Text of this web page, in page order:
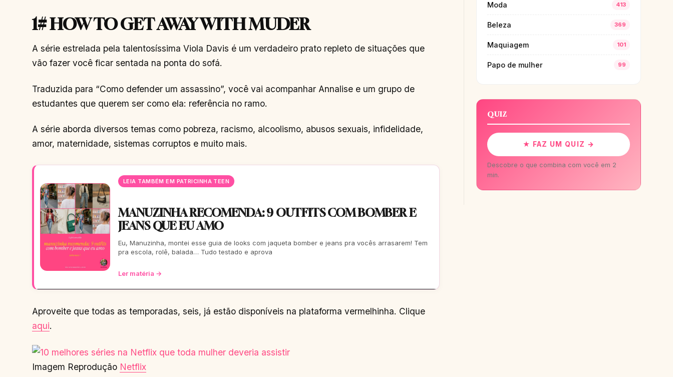
1# HOW TO GET AWAY WITH MUDER
A série estrelada pela talentosíssima Viola Davis é um verdadeiro prato repleto de situações que
vão fazer você ficar sentada na ponta do sofá.
Traduzida para “Como defender um assassino”, você vai acompanhar Annalise e um grupo de
estudantes que querem ser como ela: referência no ramo.
A série aborda diversos temas como pobreza, racismo, alcoolismo, abusos sexuais, infidelidade,
amor, maternidade, sistemas corruptos e muito mais.
LEIA TAMBÉM EM PATRICINHA TEEN
MANUZINHA RECOMENDA: 9 OUTFITS COM BOMBER E
JEANS QUE EU AMO
Eu, Manuzinha, montei esse guia de looks com jaqueta bomber e jeans pra vocês arrasarem! Tem
pra escola, rolê, balada… Tudo testado e aprova
Ler matéria →
Aproveite que todas as temporadas, seis, já estão disponíveis na plataforma vermelhinha. Clique
aqui.
Imagem Reprodução Netflix
Moda 413
Beleza 369
Maquiagem 101
Papo de mulher 99
QUIZ
★ FAZ UM QUIZ →
Descobre o que combina com você em 2
min.